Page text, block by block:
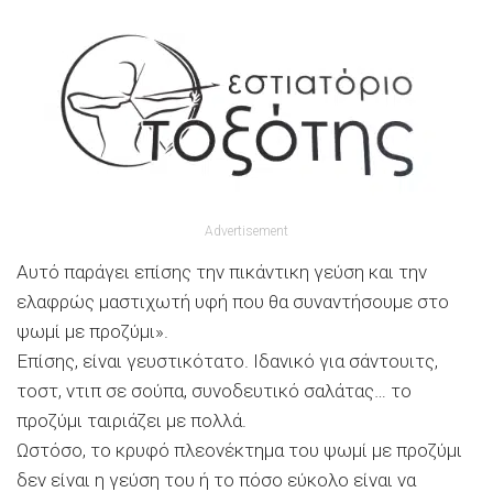
Advertisement
Αυτό παράγει επίσης την πικάντικη γεύση και την
ελαφρώς μαστιχωτή υφή που θα συναντήσουμε στο
ψωμί με προζύμι».
Επίσης, είναι γευστικότατο. Ιδανικό για σάντουιτς,
τοστ, ντιπ σε σούπα, συνοδευτικό σαλάτας… το
προζύμι ταιριάζει με πολλά.
Ωστόσο, το κρυφό πλεονέκτημα του ψωμί με προζύμι
δεν είναι η γεύση του ή το πόσο εύκολο είναι να